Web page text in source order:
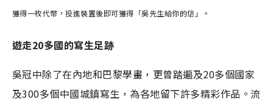
獲得一枚代幣，投進裝置後即可獲得「吳先生給你的信」。
遊走20多國的寫生足跡
吳冠中除了在內地和巴黎學畫，更曾踏遍及20多個國家
及300多個中國城鎮寫生，為各地留下許多精彩作品。流